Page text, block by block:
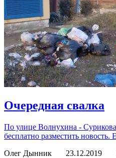
Очередная свалка
По улице Волнухина -
бесплатно разместить
Олег Дынник
23.12.2019